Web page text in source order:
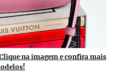
na imagem e confira mais